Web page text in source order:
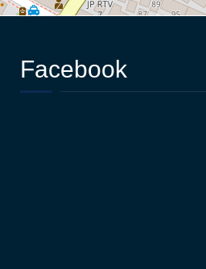
Facebook